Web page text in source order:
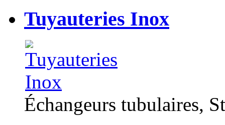
Tuyauteries Inox
Échangeurs tubulaires,